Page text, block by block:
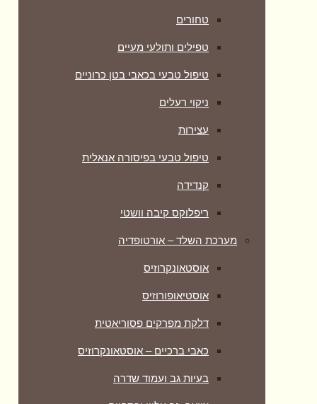
טחורים
טפילים ותולעי מעיים
טיפול טבעי בכאבי בטן כרוניים
ניקוי רעלים
עצירות
טיפול טבעי בפיסורה אנאלית
קנדידה
ריפלוקס קיבה וושטי
מערכת השלד – אורטופדיה
אוסטאונקרוזיס
אוסטיאופורוזיס
דלקת מפרקים פסוריאטית
כאבי ברכיים – אוסטאונקרוזיס
בעיות גב ועמוד שדרה